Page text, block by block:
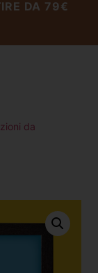
DA 79€
da